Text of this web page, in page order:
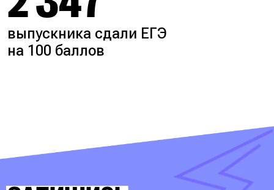
выпускника сдали ЕГЭ
на 100 баллов